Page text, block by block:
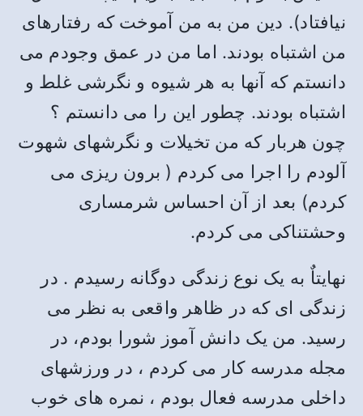
نیافتاد). دین من به من آموخت که رفتارهای
من اشتباه بودند. اما من در عمق وجودم می
دانستم که آنها به هر شیوه و نگرشی غلط و
اشتباه بودند. چطور این را می دانستم ؟
چون هربار که من تخیلات و نگرشهای شهوت
آلودم را اجرا می کردم ( برون ریزی می
کردم) بعد از آن احساس شرمساری
وحشتناکی می کردم.
نهایتاٌ به یک نوع زندگی دوگانه رسیدم . در
زندگی ای که در ظاهر واقعی به نظر می
رسید. من یک دانش آموز شورا بودم، در
مجله مدرسه کار می کردم ، در ورزشهای
داخلی مدرسه فعال بودم ، نمره های خوب